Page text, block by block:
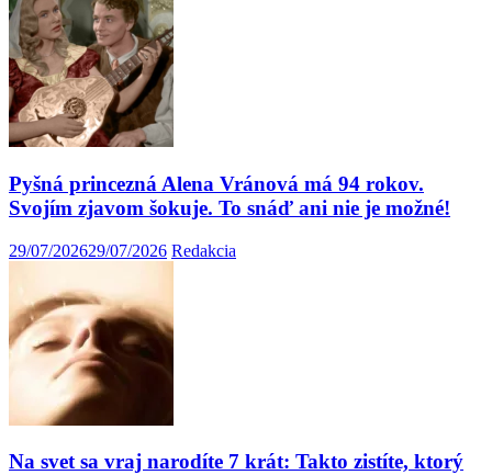
Pyšná princezná Alena Vránová má 94 rokov.
Svojím zjavom šokuje. To snáď ani nie je možné!
29/07/202629/07/2026 Redakcia
Na svet sa vraj narodíte 7 krát: Takto zistíte, ktorý